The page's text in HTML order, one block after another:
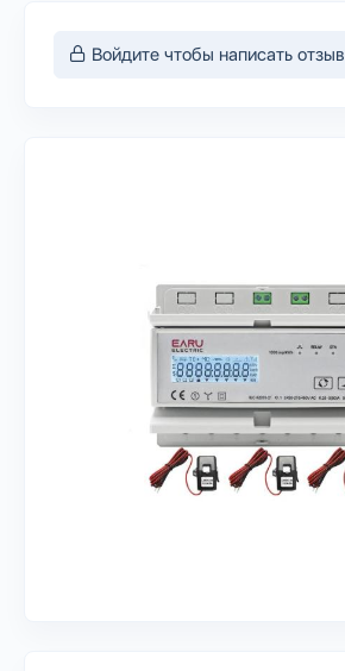
Войдите чтобы написать отзыв